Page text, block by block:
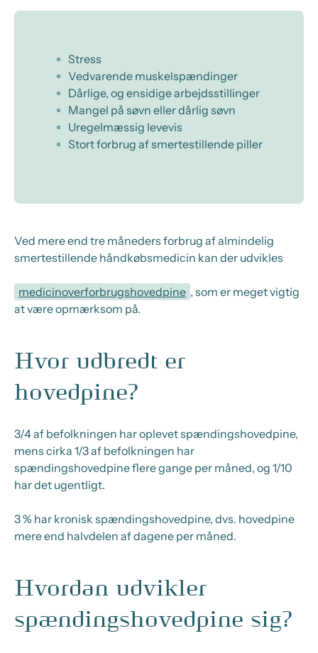
Stress
Vedvarende muskelspændinger
Dårlige, og ensidige arbejdsstillinger
Mangel på søvn eller dårlig søvn
Uregelmæssig levevis
Stort forbrug af smertestillende piller
Ved mere end tre måneders forbrug af almindelig
smertestillende håndkøbsmedicin kan der udvikles
medicinoverforbrugshovedpine , som er meget vigtig
at være opmærksom på.
Hvor udbredt er
hovedpine?
3/4 af befolkningen har oplevet spændingshovedpine,
mens cirka 1/3 af befolkningen har
spændingshovedpine flere gange per måned, og 1/10
har det ugentligt.
3 % har kronisk spændingshovedpine, dvs. hovedpine
mere end halvdelen af dagene per måned.
Hvordan udvikler
spændingshovedpine sig?